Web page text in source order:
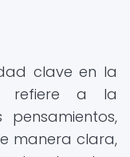
clave en la
refiere a la
manera clara,